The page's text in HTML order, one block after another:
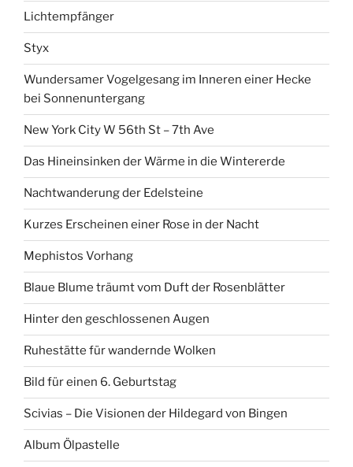
Lichtempfänger
Styx
Wundersamer Vogelgesang im Inneren einer Hecke
bei Sonnenuntergang
New York City W 56th St – 7th Ave
Das Hineinsinken der Wärme in die Wintererde
Nachtwanderung der Edelsteine
Kurzes Erscheinen einer Rose in der Nacht
Mephistos Vorhang
Blaue Blume träumt vom Duft der Rosenblätter
Hinter den geschlossenen Augen
Ruhestätte für wandernde Wolken
Bild für einen 6. Geburtstag
Scivias – Die Visionen der Hildegard von Bingen
Album Ölpastelle